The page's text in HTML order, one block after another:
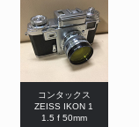
コンタックス
ZEISS IKON 1
1.5 f 50mm